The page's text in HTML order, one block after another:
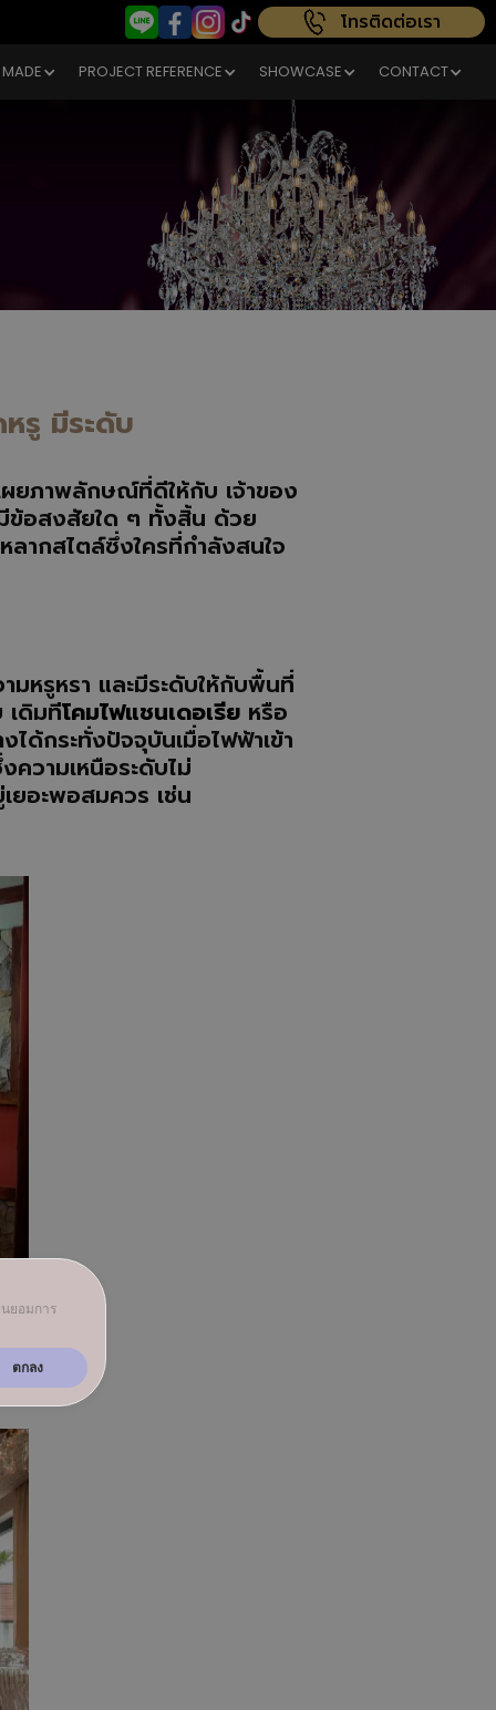
โทรติดต่อเรา
PROJECT REFERENCE SHOWCASE CONTACT
รู มีระดับ
ยภาพลักษณ์ที่ดีให้กับ เจ้าของ
มีข้อสงสัยใด ๆ ทั้งสิ้น ด้วย
ากสไตล์ซึ่งใครที่กำลังสนใจ
หรูหรา และมีระดับให้กับพื้นที่
เดิมทีโคมไฟแชนเดอเรีย หรือ
ด้กระทั่งปัจจุบันเมื่อไฟฟ้าเข้า
วามเหนือระดับไม่
ยอะพอสมควร เช่น
ยอมการ
ตกลง